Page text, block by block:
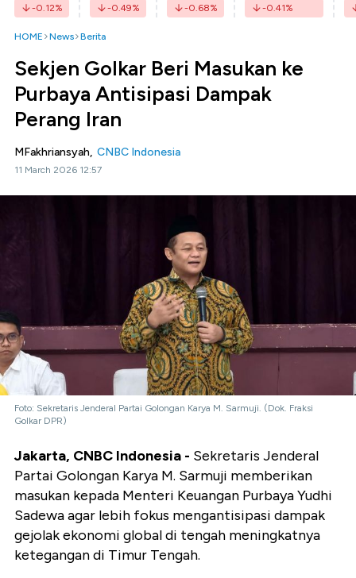
-0.12% -0.49% -0.68% -0.41%
HOME News Berita
Sekjen Golkar Beri Masukan ke
Purbaya Antisipasi Dampak
Perang Iran
MFakhriansyah, CNBC Indonesia
11 March 2026 12:57
Foto: Sekretaris Jenderal Partai Golongan Karya M. Sarmuji. (Dok. Fraksi
Golkar DPR)
Jakarta, CNBC Indonesia - Sekretaris Jenderal
Partai Golongan Karya M. Sarmuji memberikan
masukan kepada Menteri Keuangan Purbaya Yudhi
Sadewa agar lebih fokus mengantisipasi dampak
gejolak ekonomi global di tengah meningkatnya
ketegangan di Timur Tengah.